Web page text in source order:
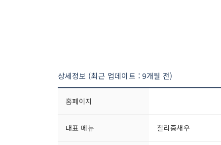
상세정보 (최근 업데이트 : 9개월 전)
홈페이지
대표 메뉴 칠리중새우